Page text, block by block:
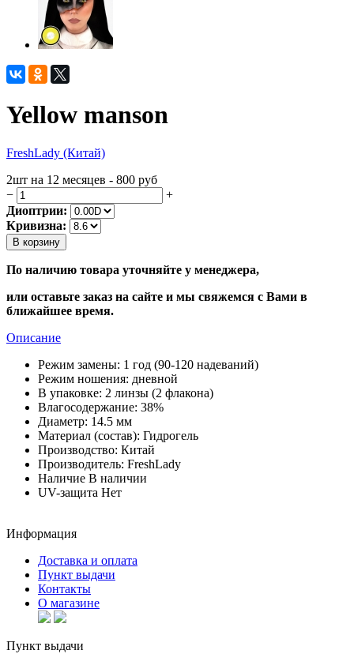
Yellow manson
FreshLady (Китай)
2шт на 12 месяцев - 800 руб
−
+
Диоптрии:
Кривизна:
В корзину
По наличию товара уточняйте у менеджера,
или оставьте заказ на сайте и мы свяжемся с Вами в
ближайшее время.
Описание
Режим замены: 1 год (90-120 надеваний)
Режим ношения: дневной
В упаковке: 2 линзы (2 флакона)
Влагосодержание: 38%
Диаметр: 14.5 мм
Материал (состав): Гидрогель
Производство: Китай
Производитель: FreshLady
Наличие В наличии
UV-защита Нет
Информация
Доставка и оплата
Пункт выдачи
Контакты
О магазине
Пункт выдачи